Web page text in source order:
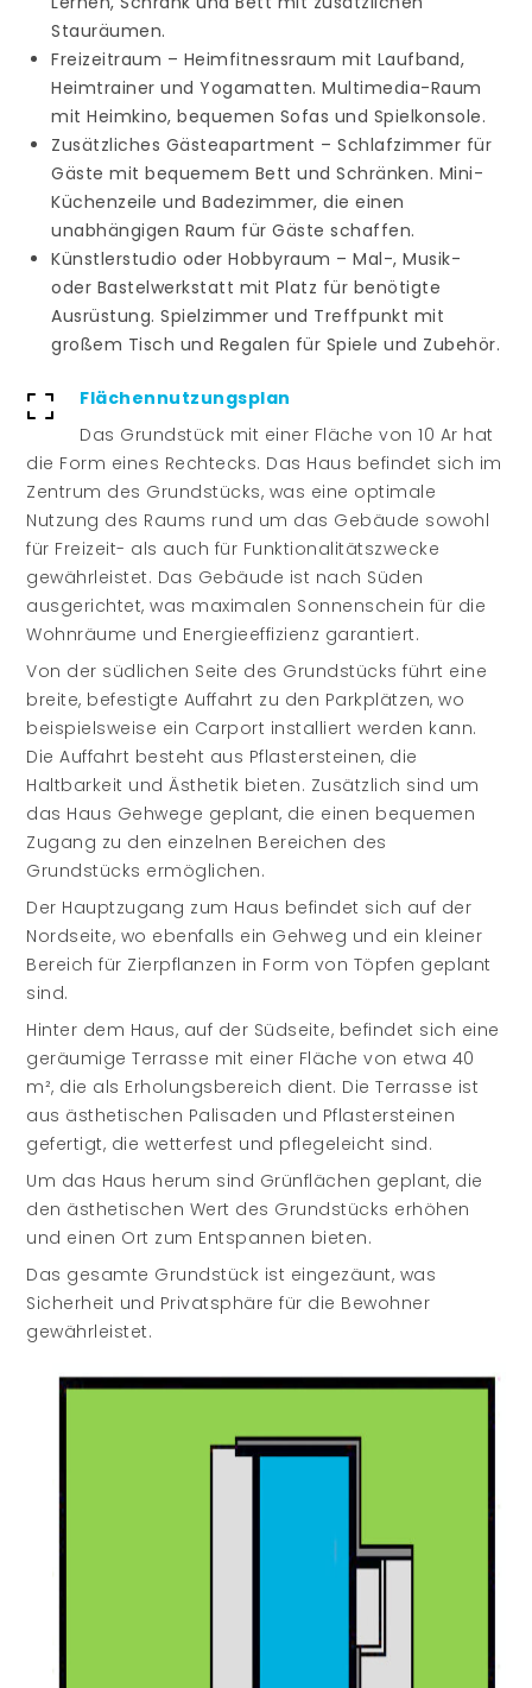
Stauräumen.
Freizeitraum – Heimfitnessraum mit Laufband,
Heimtrainer und Yogamatten. Multimedia-Raum
mit Heimkino, bequemen Sofas und Spielkonsole.
Zusätzliches Gästeapartment – Schlafzimmer für
Gäste mit bequemem Bett und Schränken. Mini-
Küchenzeile und Badezimmer, die einen
unabhängigen Raum für Gäste schaffen.
Künstlerstudio oder Hobbyraum – Mal-, Musik-
oder Bastelwerkstatt mit Platz für benötigte
Ausrüstung. Spielzimmer und Treffpunkt mit
großem Tisch und Regalen für Spiele und Zubehör.
Flächennutzungsplan
Das Grundstück mit einer Fläche von 10 Ar hat
die Form eines Rechtecks. Das Haus befindet sich im
Zentrum des Grundstücks, was eine optimale
Nutzung des Raums rund um das Gebäude sowohl
für Freizeit- als auch für Funktionalitätszwecke
gewährleistet. Das Gebäude ist nach Süden
ausgerichtet, was maximalen Sonnenschein für die
Wohnräume und Energieeffizienz garantiert.
Von der südlichen Seite des Grundstücks führt eine
breite, befestigte Auffahrt zu den Parkplätzen, wo
beispielsweise ein Carport installiert werden kann.
Die Auffahrt besteht aus Pflastersteinen, die
Haltbarkeit und Ästhetik bieten. Zusätzlich sind um
das Haus Gehwege geplant, die einen bequemen
Zugang zu den einzelnen Bereichen des
Grundstücks ermöglichen.
Der Hauptzugang zum Haus befindet sich auf der
Nordseite, wo ebenfalls ein Gehweg und ein kleiner
Bereich für Zierpflanzen in Form von Töpfen geplant
sind.
Hinter dem Haus, auf der Südseite, befindet sich eine
geräumige Terrasse mit einer Fläche von etwa 40
m², die als Erholungsbereich dient. Die Terrasse ist
aus ästhetischen Palisaden und Pflastersteinen
gefertigt, die wetterfest und pflegeleicht sind.
Um das Haus herum sind Grünflächen geplant, die
den ästhetischen Wert des Grundstücks erhöhen
und einen Ort zum Entspannen bieten.
Das gesamte Grundstück ist eingezäunt, was
Sicherheit und Privatsphäre für die Bewohner
gewährleistet.